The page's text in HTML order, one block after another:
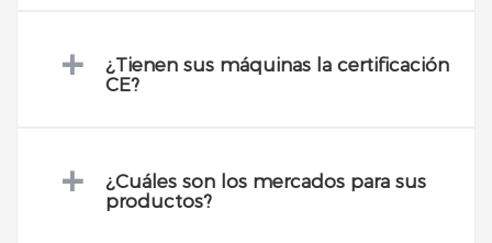
+
¿Tienen sus máquinas la certificación
CE?
+
¿Cuáles son los mercados para sus
productos?